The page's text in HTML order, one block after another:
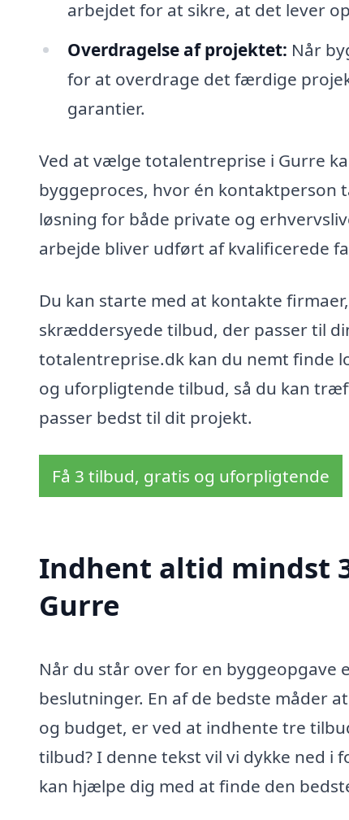
arbejdet for at sikre, at det lever
Overdragelse af projektet: Når
for at overdrage det færdige
garantier.
Ved at vælge totalentreprise i Gurre
byggeproces, hvor én kontaktperson
løsning for både private og
arbejde bliver udført af kvalificerede
Du kan starte med at kontakte
skræddersyede tilbud, der passer til
totalentreprise.dk kan du nemt finde
og uforpligtende tilbud, så du kan
passer bedst til dit projekt.
Få 3 tilbud, gratis og uforpligtende
Indhent altid mindst
Gurre
Når du står over for en
beslutninger. En af de bedste måder
og budget, er ved at indhente tre
tilbud? I denne tekst vil vi dykke ned
kan hjælpe dig med at finde den